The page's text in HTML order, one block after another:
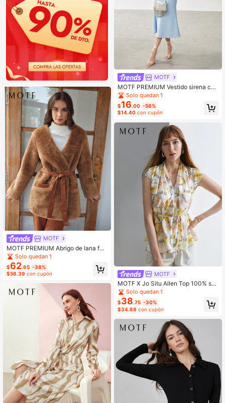
MOTF
MOTF PREMIUM Abrigo de lana for
ma relajada con cinturón
Solo quedan 1
$62.65 -38%
$56.39 con cupón
MOTF
MOTF PREMIUM Vestido sirena con
diamante de imitación
Solo quedan 1
$16.00 -56%
$14.40 con cupón
MOTF
MOTF X Jo Situ Allen Top 100% se
doso con estampado con cinturón
Solo quedan 1
$38.75 -30%
$34.88 con cupón